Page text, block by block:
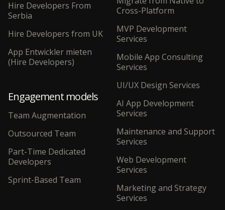
Hire Developers From
Serbia
Hire Developers from UK
App Entwickler mieten
(Hire Developers)
Engagement models
Team Augmentation
Outsourced Team
Part-Time Dedicated
Developers
Sprint-Based Team
Cross-Platform
MVP Development
Services
Mobile App Consulting
Services
UI/UX Design Services
AI App Development
Services
Maintenance and Support
Services
Web Development
Services
Marketing and Strategy
Services